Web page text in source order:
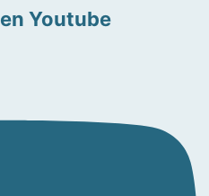
Youtube